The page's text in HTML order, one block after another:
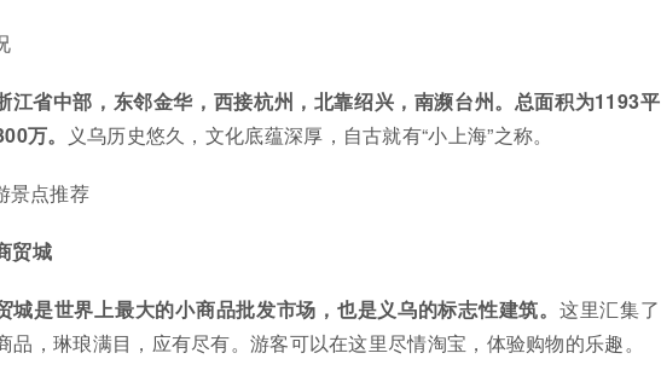
江省中部，东邻金华，西接杭州，北靠绍兴，南濒台州。总面积为1193平
万。
义乌历史悠久，文化底蕴深厚，自古就有“小上海”之称。
景点推荐
贸城
城是世界上最大的小商品批发市场，也是义乌的标志性建筑。 这里汇集了
品，琳琅满目，应有尽有。游客可以在这里尽情淘宝，体验购物的乐趣。